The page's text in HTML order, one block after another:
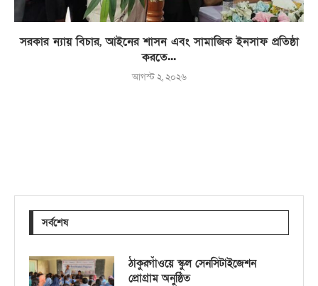
সরকার ন্যায় বিচার, আইনের শাসন এবং সামাজিক ইনসাফ প্রতিষ্ঠা
করতে...
আগস্ট ২, ২০২৬
সর্বশেষ
ঠাকুরগাঁওয়ে স্কুল সেনসিটাইজেশন
প্রোগ্রাম অনুষ্ঠিত